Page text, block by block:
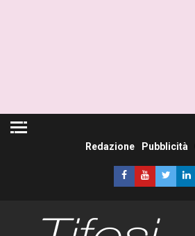
Redazione Pubblicità